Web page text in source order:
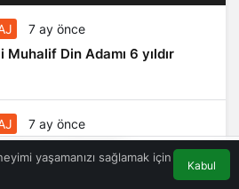
7 ay önce
Muhalif Din Adamı 6 yıldır
7 ay önce
Kanı Direnişin
Akıyor
yaşamanızı sağlamak için
Kabul
Trafik